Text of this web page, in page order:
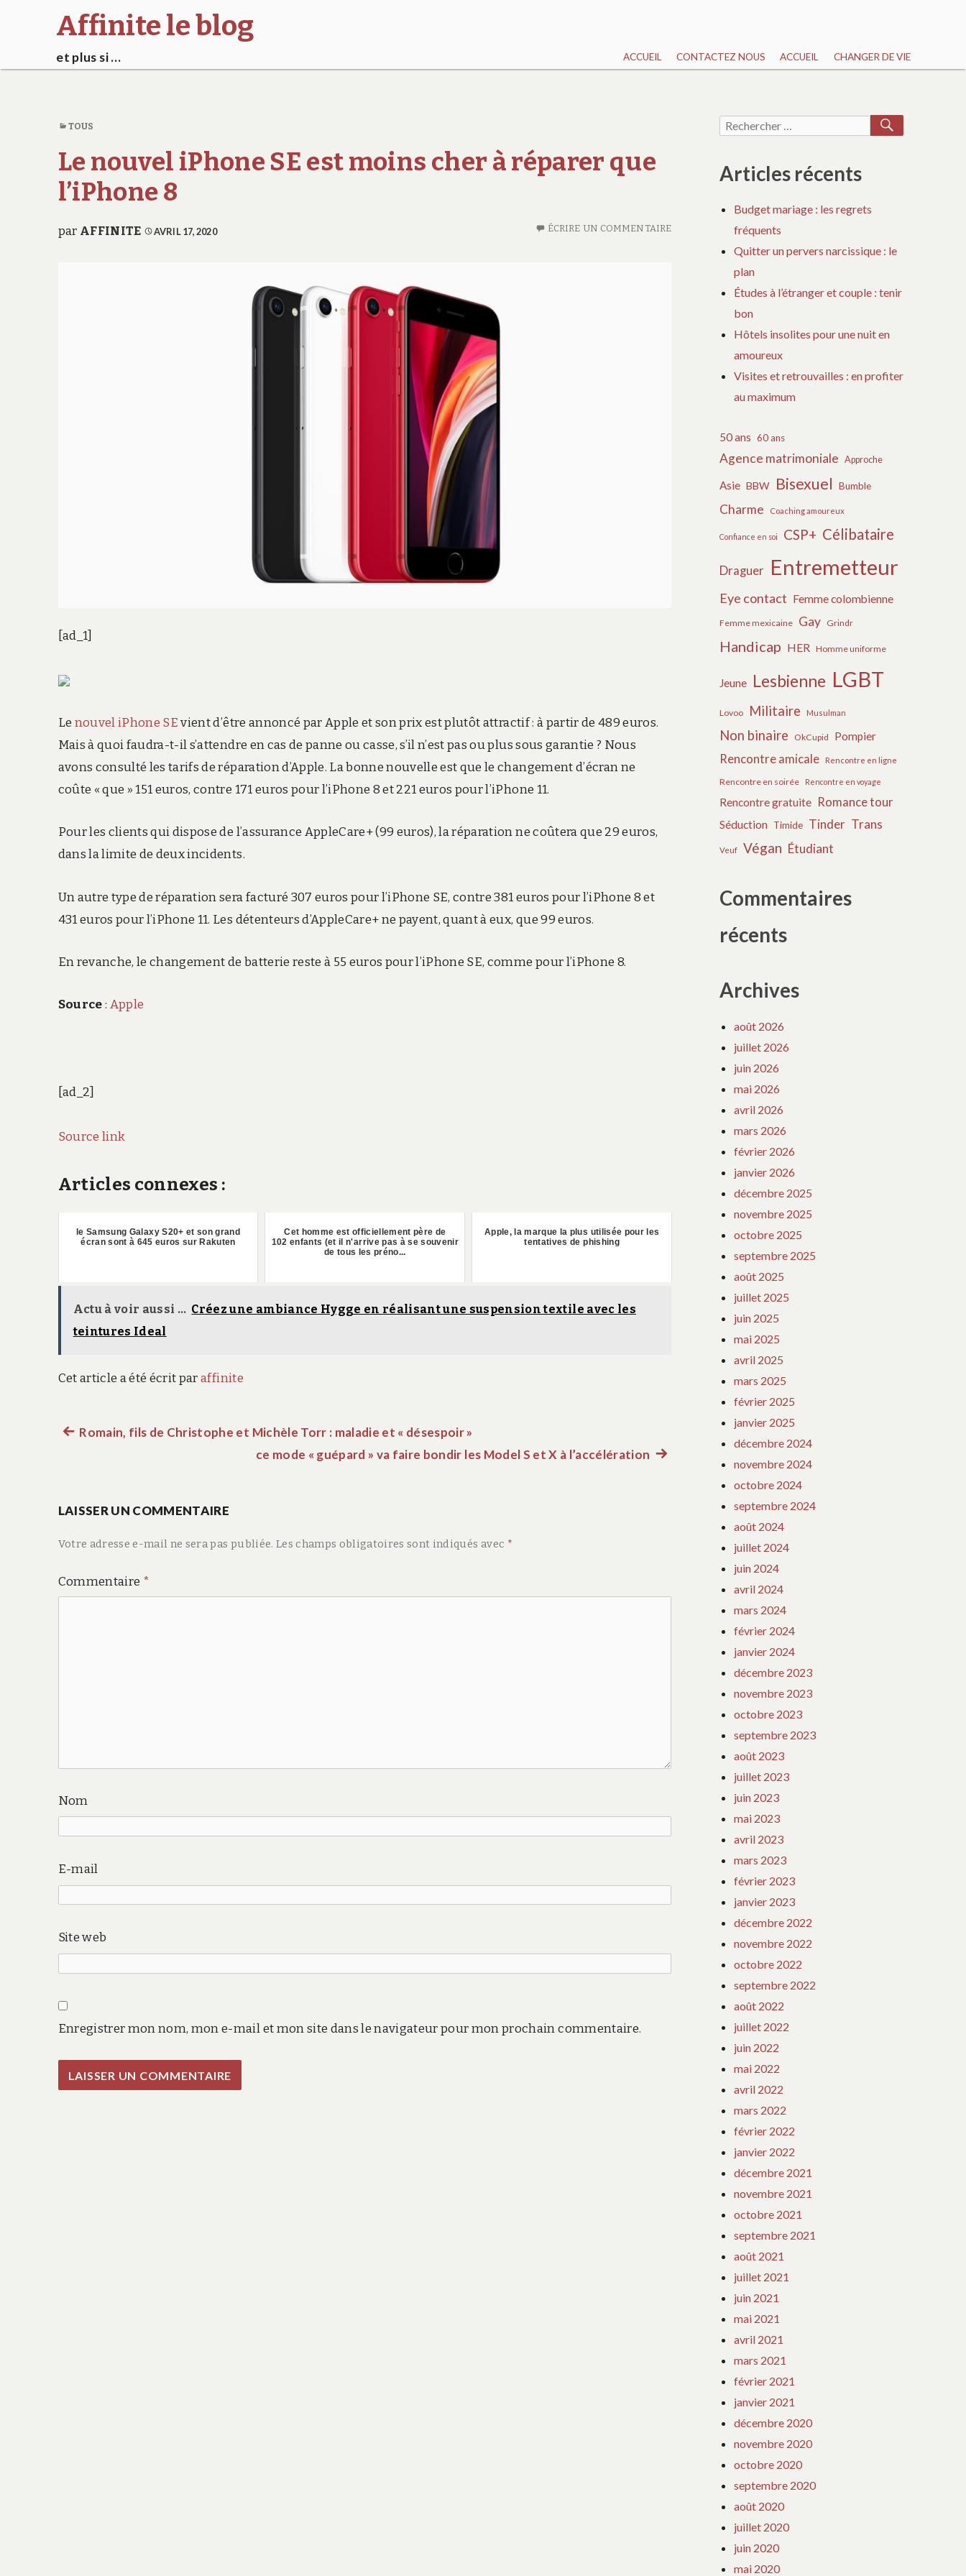
Affinite le blog
et plus si … ACCUEIL CONTACTEZ NOUS ACCUEIL CHANGER DE VIE
TOUS
Le nouvel iPhone SE est moins cher à réparer que
l’iPhone 8
par AFFINITE AVRIL 17, 2020 ÉCRIRE UN COMMENTAIRE
[ad_1]
Le nouvel iPhone SEvient d’être annoncé par Apple et son prix est plutôt attractif : à partir de 489 euros.
Mais à quoi faudra-t-il s’attendre en cas de panne ou casse, s’il n’est pas ou plus sous garantie ? Nous
avons consulté les tarifs de réparation d’Apple. La bonne nouvelle est que le changement d’écran ne
coûte « que » 151 euros, contre 171 euros pour l’iPhone 8 et 221 euros pour l’iPhone 11.
Pour les clients qui dispose de l’assurance AppleCare+ (99 euros), la réparation ne coûtera que 29 euros,
dans la limite de deux incidents.
Un autre type de réparation sera facturé 307 euros pour l’iPhone SE, contre 381 euros pour l’iPhone 8 et
431 euros pour l’iPhone 11. Les détenteurs d’AppleCare+ ne payent, quant à eux, que 99 euros.
En revanche, le changement de batterie reste à 55 euros pour l’iPhone SE, comme pour l’iPhone 8.
Source: Apple
[ad_2]
Source link
Articles connexes :
le Samsung Galaxy S20+ et son grand
écran sont à 645 euros sur Rakuten
Cet homme est officiellement père de
102 enfants (et il n'arrive pas à se souvenir
de tous les préno...
Apple, la marque la plus utilisée pour les
tentatives de phishing
Actu à voir aussi ... Créez une ambiance Hygge en réalisant une suspension textile avec les
teintures Ideal
Cet article a été écrit paraffinite
Navigation
l’article
Article
Romain, fils de Christophe et Michèle Torr : maladie et « désespoir »
ce mode « guépard » va faire bondir les Model S et X à l’accélération Article
LAISSER UN COMMENTAIRE
Votre adresse e-mail ne sera pas publiée. Les champs obligatoires sont indiqués avec *
Commentaire *
Nom
E-mail
Site web
Enregistrer mon nom, mon e-mail et mon site dans le navigateur pour mon prochain commentaire.
Recherche
Articles récents
Budget mariage : les regrets
fréquents
Quitter un pervers narcissique : le
plan
Études à l’étranger et couple : tenir
bon
Hôtels insolites pour une nuit en
amoureux
Visites et retrouvailles : en profiter
au maximum
50 ans 60 ans
Agence matrimoniale Approche
Asie BBW Bisexuel Bumble
Charme Coaching amoureux
Confiance en soi CSP+ Célibataire
Draguer Entremetteur
Eye contact Femme colombienne
Femme mexicaine Gay Grindr
Handicap HER Homme uniforme
Jeune Lesbienne LGBT
Lovoo Militaire Musulman
Non binaire OkCupid Pompier
Rencontre amicale Rencontre en ligne
Rencontre en soirée Rencontre en voyage
Rencontre gratuite Romance tour
Séduction Timide Tinder Trans
Veuf Végan Étudiant
Commentaires
récents
Archives
août 2026
juillet 2026
juin 2026
mai 2026
avril 2026
mars 2026
février 2026
janvier 2026
décembre 2025
novembre 2025
octobre 2025
septembre 2025
août 2025
juillet 2025
juin 2025
mai 2025
avril 2025
mars 2025
février 2025
janvier 2025
décembre 2024
novembre 2024
octobre 2024
septembre 2024
août 2024
juillet 2024
juin 2024
avril 2024
mars 2024
février 2024
janvier 2024
décembre 2023
novembre 2023
octobre 2023
septembre 2023
août 2023
juillet 2023
juin 2023
mai 2023
avril 2023
mars 2023
février 2023
janvier 2023
décembre 2022
novembre 2022
octobre 2022
septembre 2022
août 2022
juillet 2022
juin 2022
mai 2022
avril 2022
mars 2022
février 2022
janvier 2022
décembre 2021
novembre 2021
octobre 2021
septembre 2021
août 2021
juillet 2021
juin 2021
mai 2021
avril 2021
mars 2021
février 2021
janvier 2021
décembre 2020
novembre 2020
octobre 2020
septembre 2020
août 2020
juillet 2020
juin 2020
mai 2020